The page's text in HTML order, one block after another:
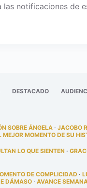
las notificaciones de
DESTACADO
SOBRE ÁNGELA ·JACOBO
MOMENTO DE SU
LO QUE SIENTEN ·
DE COMPLICIDAD ·
DÁMASO ·AVANCE